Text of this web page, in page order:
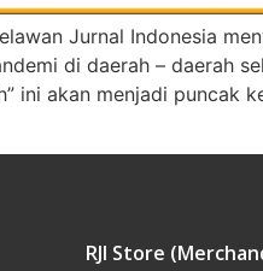
Jurnal Indonesia
di daerah – daerah
ini akan menjadi
RJI Store